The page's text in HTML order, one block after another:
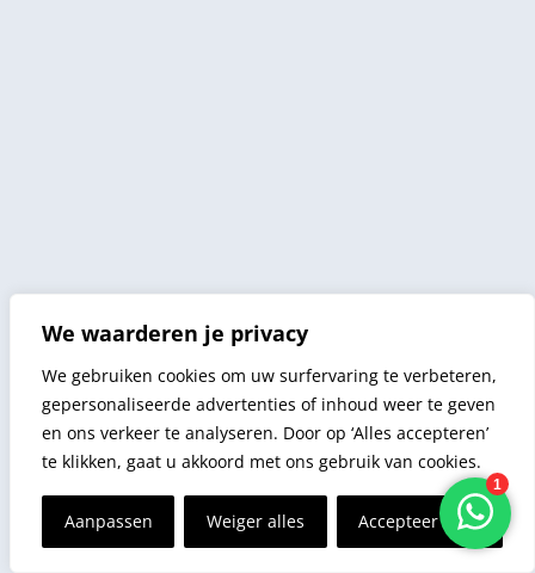
We waarderen je privacy
We gebruiken cookies om uw surfervaring te verbeteren,
gepersonaliseerde advertenties of inhoud weer te geven
en ons verkeer te analyseren. Door op ‘Alles accepteren’
te klikken, gaat u akkoord met ons gebruik van cookies.
Aanpassen Weiger alles Accepteer alles